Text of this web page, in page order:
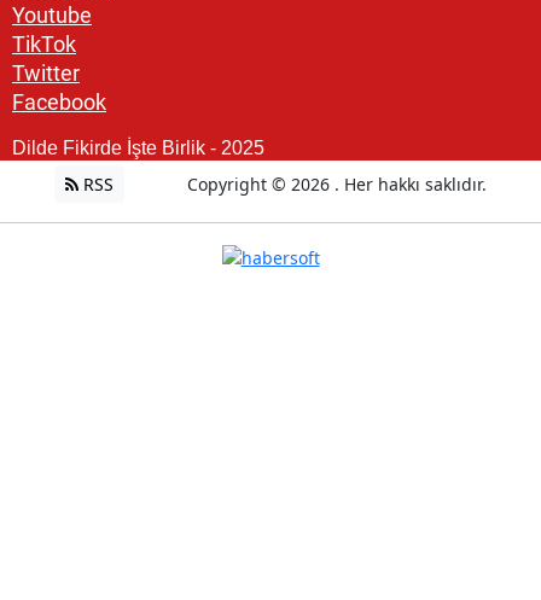
Youtube
TikTok
Twitter
Facebook
Dilde Fikirde İşte Birlik - 2025
RSS Copyright © 2026 . Her hakkı saklıdır.